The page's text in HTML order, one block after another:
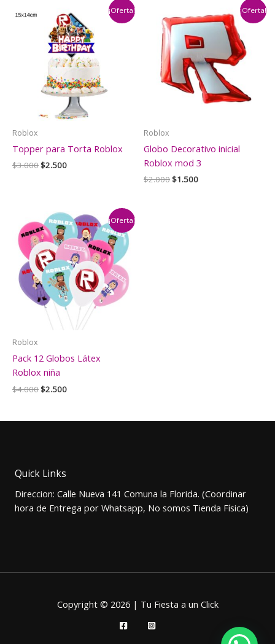
¡Oferta!
Roblox
Topper para Torta Roblox
$3.000El
$2.500El
¡Oferta!
Roblox
Globo Decorativo inicial
Roblox mod 3
$2.000El
$1.500El
¡Oferta!
Roblox
Pack 12 Globos Látex
Roblox niña
$4.000El
era:
$2.500El
es:
Quick Links
Direccion: Calle Nueva 141 Comuna la Florida. (Coordinar
hora de Entrega por Whatsapp, No somos Tienda Física)
Copyright © 2026 | Tu Fiesta a un Click